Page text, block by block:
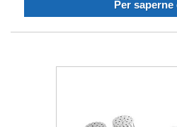
Per saperne